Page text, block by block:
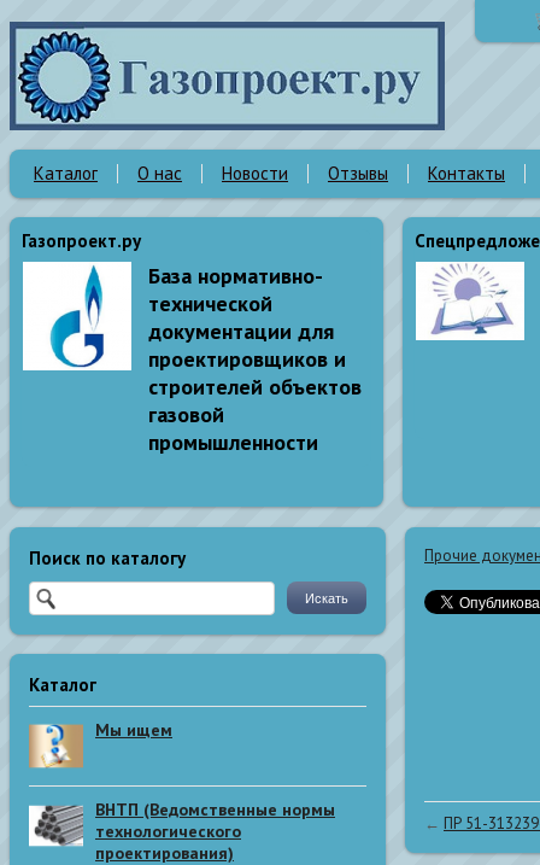
Каталог О нас Новости Отзывы Контакты
Газопроект.ру
База нормативно-
технической
документации для
проектировщиков и
строителей объектов
газовой
промышленности
Поиск по каталогу
Каталог
Мы ищем
ВНТП (Ведомственные нормы
технологического
проектирования)
Прочие
← ПР 51-